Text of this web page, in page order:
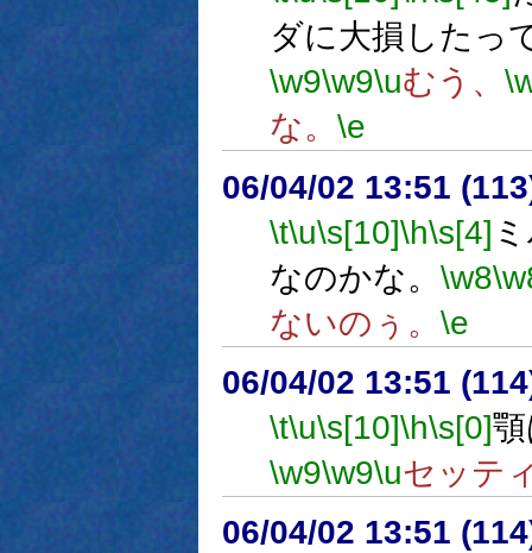
ダに大損したっ
\w9\w9\uむう、
な。 \e
06/04/02 13:51
\t\u\s[10]\h\s[4]
なのかな。 \w8
ないのぅ。 \e
06/04/02 13:51
\t\u\s[10]\h\s[0]
\w9\w9\uセッテ
06/04/02 13:51